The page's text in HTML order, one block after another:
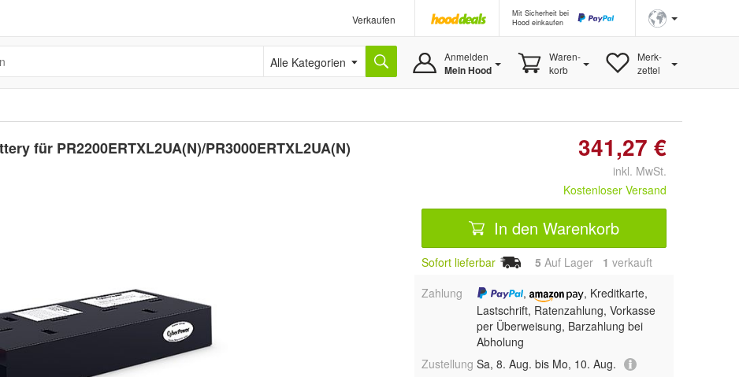
Verkaufen
Mit Sicherheit bei
Hood einkaufen
Alle Kategorien Anmelden
Mein Hood
Waren-
korb
Merk-
zettel
für PR2200ERTXL2UA(N)/PR3000ERTXL2UA(N) 341,27 €
inkl. MwSt.
Kostenloser Versand
In den Warenkorb
Sofort lieferbar 5 Auf Lager 1 verkauft
Zahlung
,
, Kreditkarte,
Lastschrift, Ratenzahlung, Vorkasse
per Überweisung, Barzahlung bei
Abholung
Zustellung Sa, 8. Aug. bis Mo, 10. Aug.